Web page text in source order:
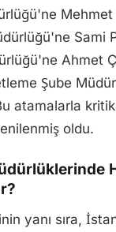
Mehmet
Sami
Ahmet
Şube
atamalarla
oldu.
yanı sıra,